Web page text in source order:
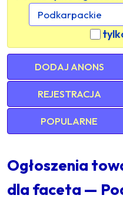
DODAJ ANONS
REJESTRACJA
POPULARNE
Ogłoszenia
dla faceta —